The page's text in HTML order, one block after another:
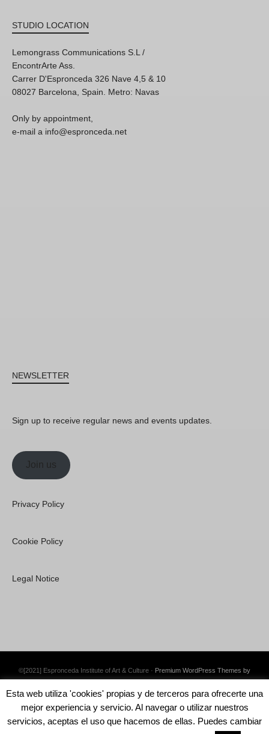
STUDIO LOCATION
Lemongrass Communications S.L /
EncontrArte Ass.
Carrer D'Espronceda 326 Nave 4,5 & 10
08027 Barcelona, Spain. Metro: Navas
Only by appointment,
e-mail a info@espronceda.net
NEWSLETTER
Sign up to receive regular news and events updates.
Join us
Privacy Policy
Cookie Policy
Legal Notice
©[2021] Espronceda Institute of Art & Culture · Premium WordPress Themes by
Esta web utiliza 'cookies' propias y de terceros para ofrecerte una
mejor experiencia y servicio. Al navegar o utilizar nuestros
servicios, aceptas el uso que hacemos de ellas. Puedes cambiar